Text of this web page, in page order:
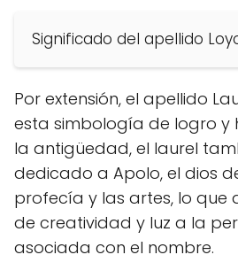
Significado del apellido
Por extensión, el apellido
esta simbología de logro y
la antigüedad, el laurel
dedicado a Apolo, el dios
profecía y las artes, lo que
de creatividad y luz a la
asociada con el nombre.